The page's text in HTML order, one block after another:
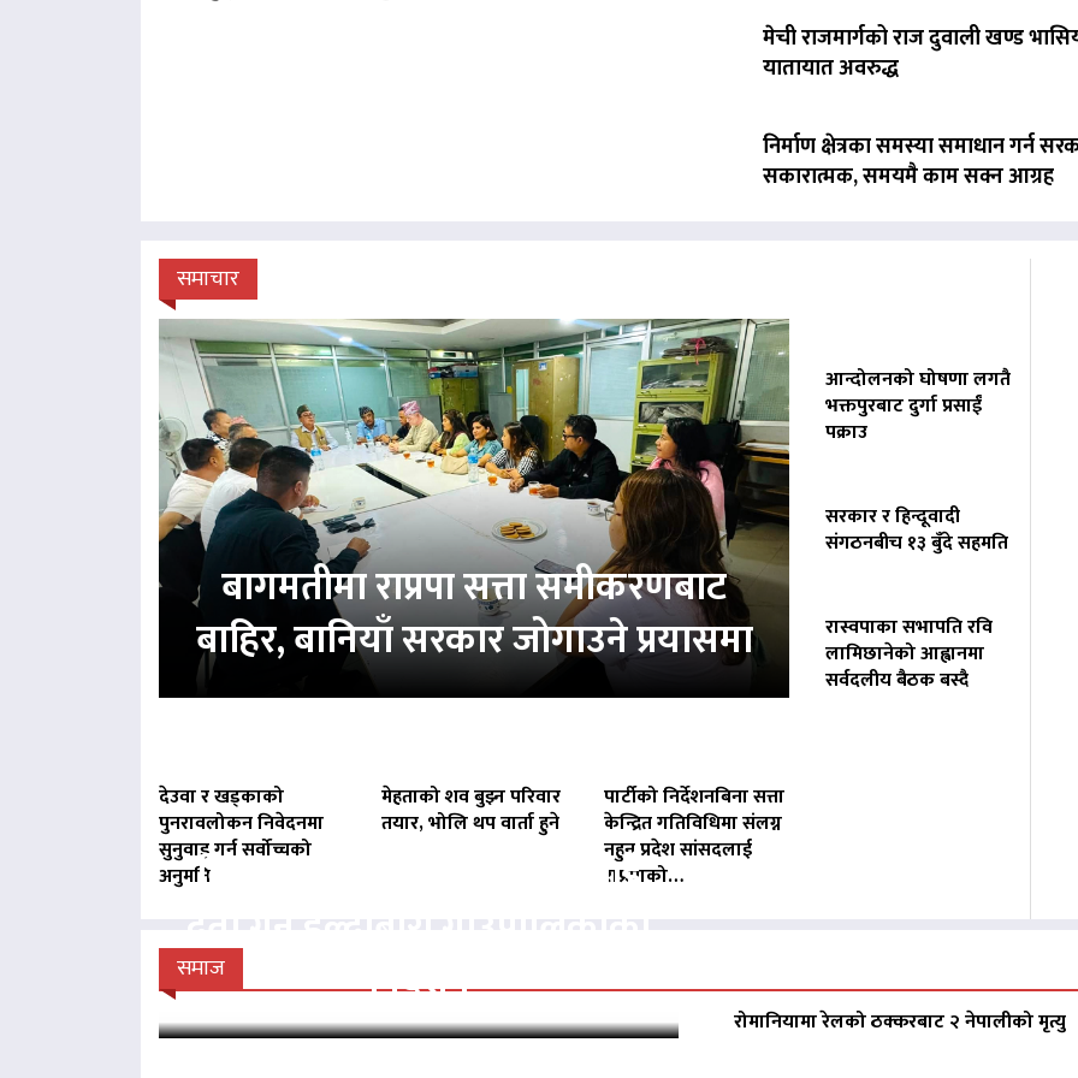
मेची राजमार्गको राज दुवाली खण्ड
यातायात अवरुद्ध
निर्माण क्षेत्रका समस्या समाधान गर्न
सकारात्मक, समयमै काम सक्न आग्रह
समाचार
बागमतीमा राप्रपा सत्ता समीकरणबाट
बाहिर, बानियाँ सरकार जोगाउने प्रयासमा
देउवा र खड्काको
पुनरावलोकन निवेदनमा
सुनुवाइ गर्न सर्वोच्चको
अनुमति
मेहताको शव बुझ्न परिवार
तयार, भोलि थप वार्ता हुने
पार्टीको निर्देशनबिना सत्ता
केन्द्रित गतिविधिमा संलग्न
नहुन प्रदेश सांसदलाई
राप्रपाको…
आन्दोलनको घोषणा लगतै
भक्तपुरबाट दुर्गा प्रसाईं
पक्राउ
सरकार र हिन्दूवादी
संगठनबीच १३ बुँदे सहमति
रास्वपाका सभापति रवि
लामिछानेको आह्वानमा
सर्वदलीय बैठक बस्दै
समाज
बिना दर्ता सञ्चालित व्यवसायलाई
निर्देशन
रोमानियामा रेलको ठक्करबाट २ नेपालीको मृत्यु